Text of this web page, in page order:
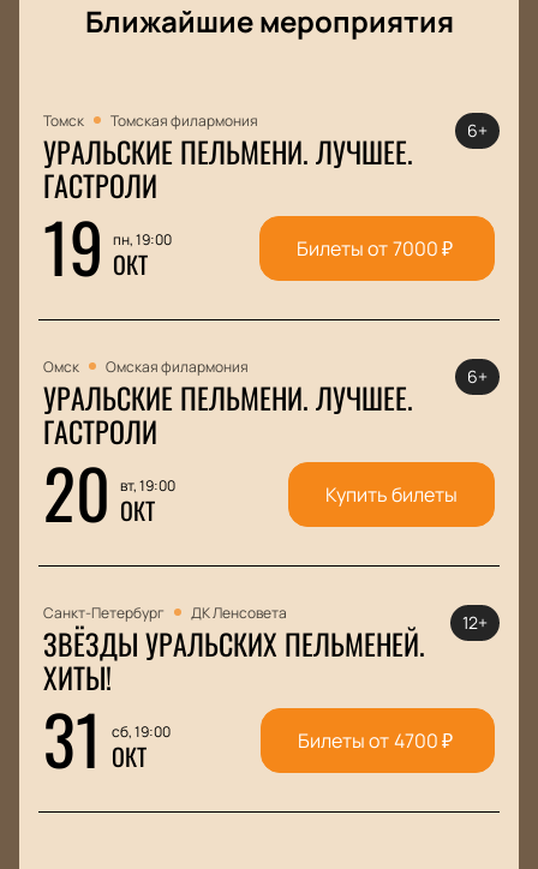
Ближайшие мероприятия
Томск Томская филармония
УРАЛЬСКИЕ ПЕЛЬМЕНИ. ЛУЧШЕЕ.
ГАСТРОЛИ
19 пн, 19:00
ОКТ
6+
Билеты от7000₽
Омск Омская филармония
УРАЛЬСКИЕ ПЕЛЬМЕНИ. ЛУЧШЕЕ.
ГАСТРОЛИ
20 вт, 19:00
ОКТ
6+
Купить билеты
Санкт-Петербург ДК Ленсовета
ЗВЁЗДЫ УРАЛЬСКИХ ПЕЛЬМЕНЕЙ.
ХИТЫ!
31 сб, 19:00
ОКТ
12+
Билеты от4700₽